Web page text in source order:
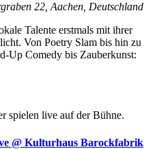
22, Aachen, Deutschland
Talente erstmals mit ihrer
Von Poetry Slam bis hin zu
Up Comedy bis Zauberkunst:
@ Kulturhaus Barockfabrik